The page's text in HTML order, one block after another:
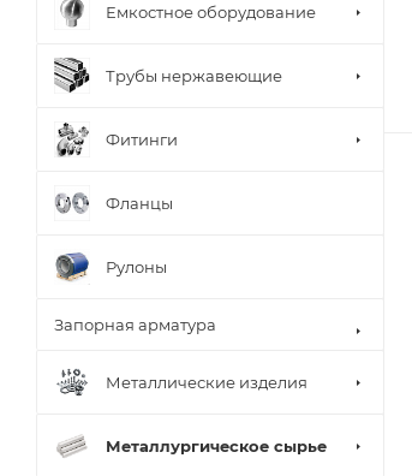
Емкостное оборудование
Трубы нержавеющие
Фитинги
Фланцы
Рулоны
Запорная арматура
Металлические изделия
Металлургическое сырье